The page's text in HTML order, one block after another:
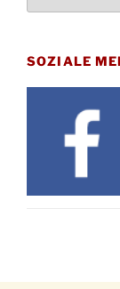
Uhr
21.11.
Basar
12 Uhr
SOZIALE